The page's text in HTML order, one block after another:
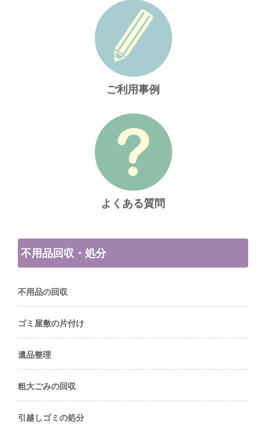
ご利用事例
よくある質問
不用品回収・処分
不用品の回収
ゴミ屋敷の片付け
遺品整理
粗大ごみの回収
引越しゴミの処分